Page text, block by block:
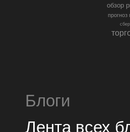
обзор
прогноз
сбер
Блоги
Лента всех